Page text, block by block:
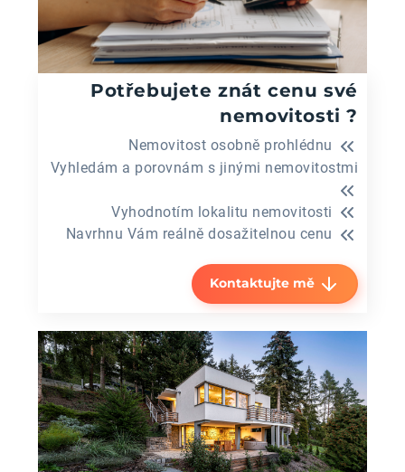
Potřebujete znát cenu své
nemovitosti ?
Nemovitost osobně prohlédnu
Vyhledám a porovnám s jinými nemovitostmi
Vyhodnotím lokalitu nemovitosti
Navrhnu Vám reálně dosažitelnou cenu
Kontaktujte mě